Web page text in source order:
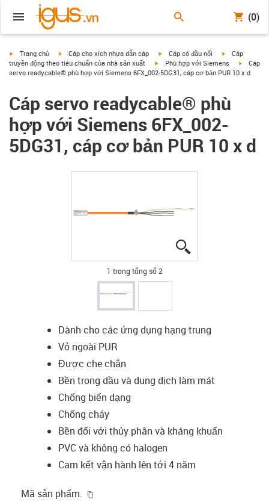
(0)
igus-icon-arrow-right
Trang chủ igus-icon-arrow-right
Cáp cho xích nhựa dẫn cáp igus-icon-arrow-right
Cáp có đầu nối igus-icon-
Cáp
truyền động theo tiêu chuẩn của nhà sản xuất
igus-icon-arrow-right
Phù hợp với Siemens igus-
Cáp
servo readycable® phù hợp với Siemens 6FX_002-5DG31, cáp cơ bản PUR 10 x d
Cáp servo readycable® phù
hợp với Siemens 6FX_002-
5DG31, cáp cơ bản PUR 10 x d
1 trong tổng số 2
Dành cho các ứng dụng hạng trung
Vỏ ngoài PUR
Được che chắn
Bền trong dầu và dung dịch làm mát
Chống biến dạng
Chống cháy
Bền đối với thủy phân và kháng khuẩn
PVC và không có halogen
Cam kết vận hành lên tới 4 năm
Mã sản phẩm.